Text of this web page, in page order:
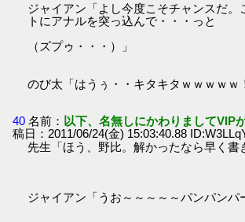
ジャイアン「よし今度こそチャンスだ。
トにアナルを突っ込んで・・・っと
（ズプゥ・・・）」
のび太「はうぅ・・キタキタｗｗｗｗｗ
40 名前： 以下、名無しにかわりましてVIP
稿日：2011/06/24(金) 15:03:40.88
先生「ほう、野比。解かったなら早く書
ジャイアン「うお～～～～～パンパンパ